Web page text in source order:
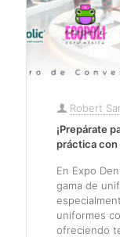
Robert
¡Prepárate
práctica
En Expo
gama de
uniformes
ofreciendo